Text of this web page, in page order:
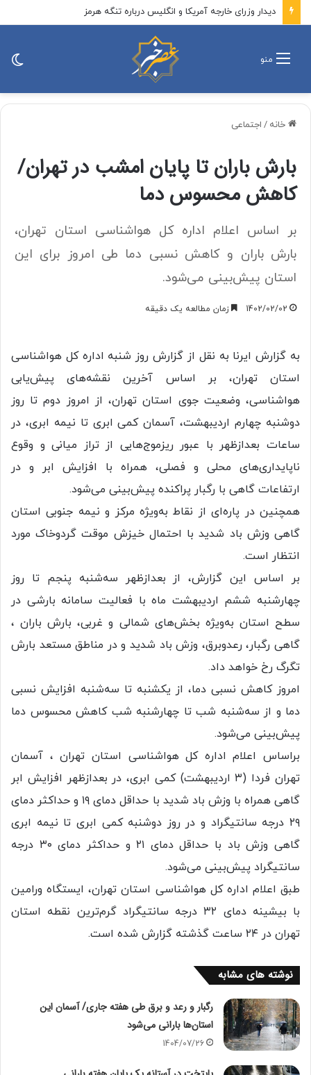
دیدار وزرای خارجه آمریکا و انگلیس درباره تنگه هرمز
منو
خانه / اجتماعی
بارش باران تا پایان امشب در تهران/
کاهش محسوس دما
بر اساس اعلام اداره کل هواشناسی استان تهران،
بارش باران و کاهش نسبی دما طی امروز برای این
استان پیش‌بینی می‌شود.
1402/02/02 زمان مطالعه یک دقیقه
به گزارش ایرنا به نقل از گزارش روز شنبه اداره کل هواشناسی
استان تهران، بر اساس آخرین نقشه‌های پیش‌یابی
هواشناسی، وضعیت جوی استان تهران، از امروز دوم تا روز
دوشنبه چهارم اردیبهشت، آسمان کمی ابری تا نیمه ابری، در
ساعات بعدازظهر با عبور ریزموج‌هایی از تراز میانی و وقوع
ناپایداری‌های محلی و فصلی، همراه با افزایش ابر و در
ارتفاعات گاهی با رگبار پراکنده پیش‌بینی می‌شود.
همچنین در پاره‌ای از نقاط به‌ویژه مرکز و نیمه جنوبی استان
گاهی وزش باد شدید با احتمال خیزش موقت گردوخاک مورد
انتظار است.
بر اساس این گزارش، از بعدازظهر سه‌شنبه پنجم تا روز
چهارشنبه ششم اردیبهشت‌ ماه با فعالیت سامانه بارشی در
سطح استان به‌ویژه بخش‌های شمالی و غربی، بارش باران ،
گاهی رگبار، رعدوبرق، وزش باد شدید و در مناطق مستعد بارش
تگرگ رخ خواهد داد.
امروز کاهش نسبی دما، از یکشنبه تا سه‌شنبه افزایش نسبی
دما و از سه‌شنبه شب تا چهارشنبه شب کاهش محسوس دما
پیش‌بینی می‌شود.
براساس اعلام اداره کل هواشناسی استان تهران ، آسمان
تهران فردا (۳ اردیبهشت) کمی ابری، در بعدازظهر افزایش ابر
گاهی همراه با وزش باد شدید با حداقل دمای ۱۹ و حداکثر دمای
۲۹ درجه سانتیگراد و در روز دوشنبه کمی ابری تا نیمه ابری
گاهی وزش باد با حداقل دمای ۲۱ و حداکثر دمای ۳۰ درجه
سانتیگراد پیش‌بینی می‌شود.
طبق اعلام اداره کل هواشناسی استان تهران، ایستگاه ورامین
با بیشینه دمای ۳۲ درجه سانتیگراد گرم‌ترین نقطه استان
تهران در ۲۴ ساعت گذشته گزارش شده است.
نوشته های مشابه
رگبار و رعد و برق طی هفته جاری/ آسمان این
استان‌ها بارانی می‌شود
1404/07/26